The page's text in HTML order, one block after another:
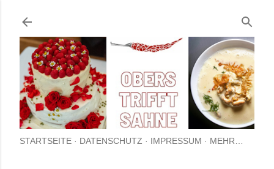
STARTSEITE DATENSCHUTZ IMPRESSUM MEHR…